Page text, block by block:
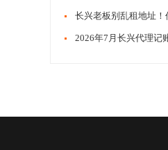
​​2026年7月长兴代理记